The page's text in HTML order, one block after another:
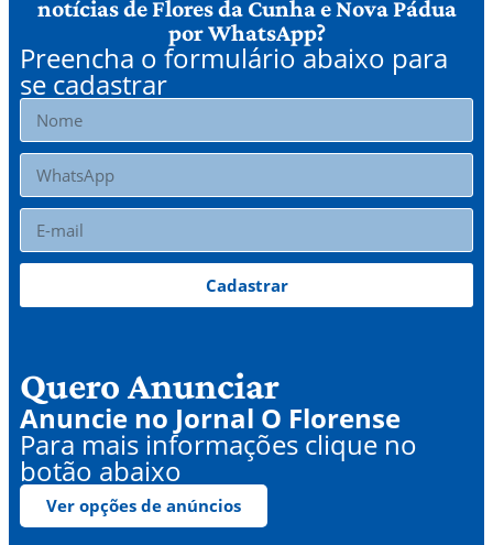
notícias de Flores da Cunha e Nova Pádua
por WhatsApp?
Preencha o formulário abaixo para
se cadastrar
Cadastrar
Quero Anunciar
Anuncie no Jornal O Florense
Para mais informações clique no
botão abaixo
Ver opções de anúncios